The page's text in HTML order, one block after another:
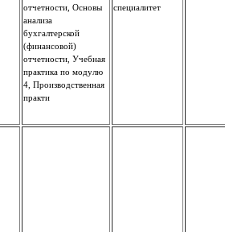
отчетности, Основы
анализа
бухгалтерской
(финансовой)
отчетности, Учебная
практика по модулю
4, Производственная
практи
специалитет